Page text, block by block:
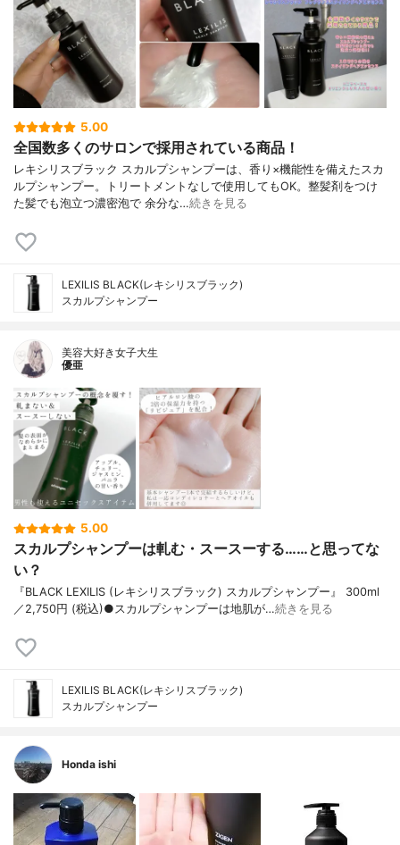
5.00
全国数多くのサロンで採用されている商品！
レキシリスブラック スカルプシャンプーは、香り×機能性を備えたスカ
ルプシャンプー。トリートメントなしで使用してもOK。整髪剤をつけ
た髪でも泡立つ濃密泡で 余分な…続きを見る
LEXILIS BLACK(レキシリスブラック)
スカルプシャンプー
美容大好き女子大生
優亜
5.00
スカルプシャンプーは軋む・スースーする……と思ってな
い？
『BLACK LEXILIS (レキシリスブラック) スカルプシャンプー』 300ml
／2,750円 (税込)●スカルプシャンプーは地肌が…続きを見る
LEXILIS BLACK(レキシリスブラック)
スカルプシャンプー
Honda ishi